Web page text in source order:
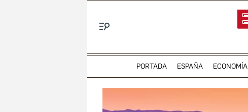
PORTADA ESPAÑA ECONOMÍA